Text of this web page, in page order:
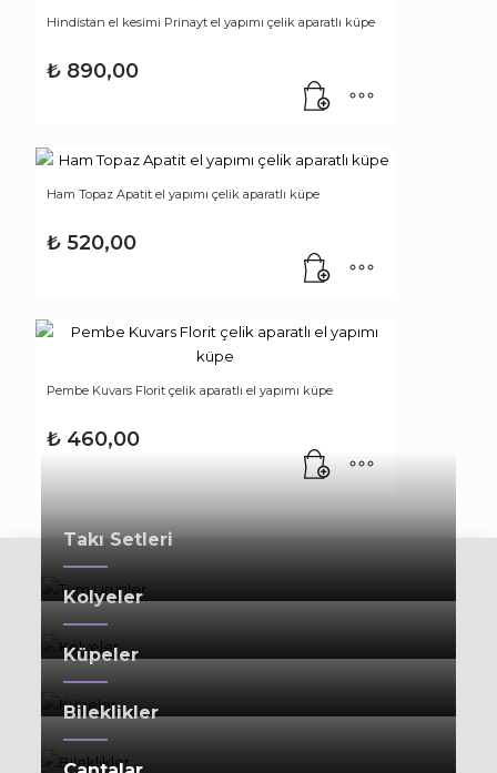
Hindistan el kesimi Prinayt el yapımı çelik aparatlı küpe
₺ 890,00
Ham Topaz Apatit el yapımı çelik aparatlı küpe
₺ 520,00
Pembe Kuvars Florit çelik aparatlı el yapımı küpe
₺ 460,00
Takı Setleri
Kolyeler
Küpeler
Bileklikler